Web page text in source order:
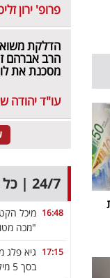
פרופ' ירון
הדלקת
הרב אברהם
מסכנת את
עו"ד יהודה
24/7 | כל הכותרות
16:48 מיכל
"מכה
17:15 גיא פלג
בסך 5 מיליון שקל